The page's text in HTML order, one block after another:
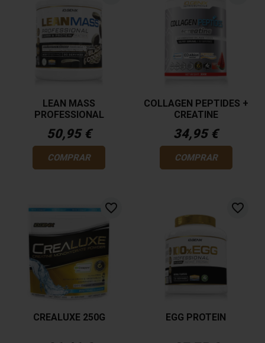
LEAN MASS
PROFESSIONAL
50,95 €
COMPRAR
COLLAGEN PEPTIDES +
CREATINE
34,95 €
COMPRAR
favorite_border
CREALUXE 250G
favorite_border
EGG PROTEIN